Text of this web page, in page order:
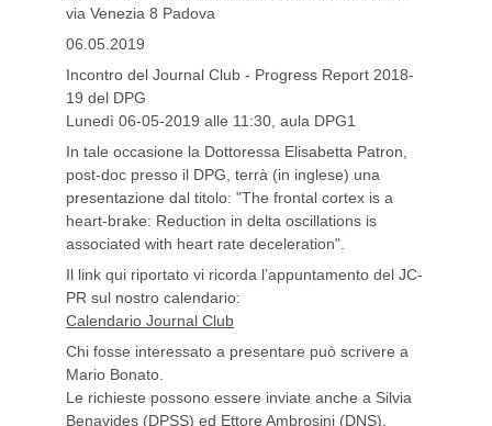
via Venezia 8 Padova
06.05.2019
Incontro del Journal Club - Progress Report 2018-
19 del DPG
Lunedì 06-05-2019 alle 11:30, aula DPG1
In tale occasione la Dottoressa Elisabetta Patron,
post-doc presso il DPG, terrà (in inglese) una
presentazione dal titolo: "The frontal cortex is a
heart-brake: Reduction in delta oscillations is
associated with heart rate deceleration".
Il link qui riportato vi ricorda l’appuntamento del JC-
PR sul nostro calendario:
Calendario Journal Club
Chi fosse interessato a presentare può scrivere a
Mario Bonato.
Le richieste possono essere inviate anche a Silvia
Benavides (DPSS) ed Ettore Ambrosini (DNS).